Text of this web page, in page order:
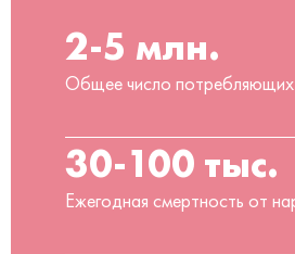
2-5 млн.
Общее число потребляющих
30-100 тыс.
Ежегодная смертность от